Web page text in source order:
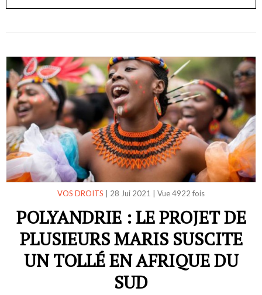
VOS DROITS 28 Jui 2021 Vue 4922 fois
POLYANDRIE : LE PROJET DE
PLUSIEURS MARIS SUSCITE
UN TOLLÉ EN AFRIQUE DU
SUD